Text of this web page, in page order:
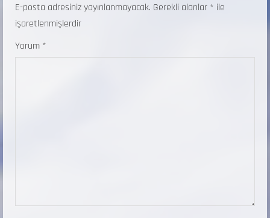
E-posta adresiniz yayınlanmayacak. Gerekli alanlar * ile
işaretlenmişlerdir
Yorum *